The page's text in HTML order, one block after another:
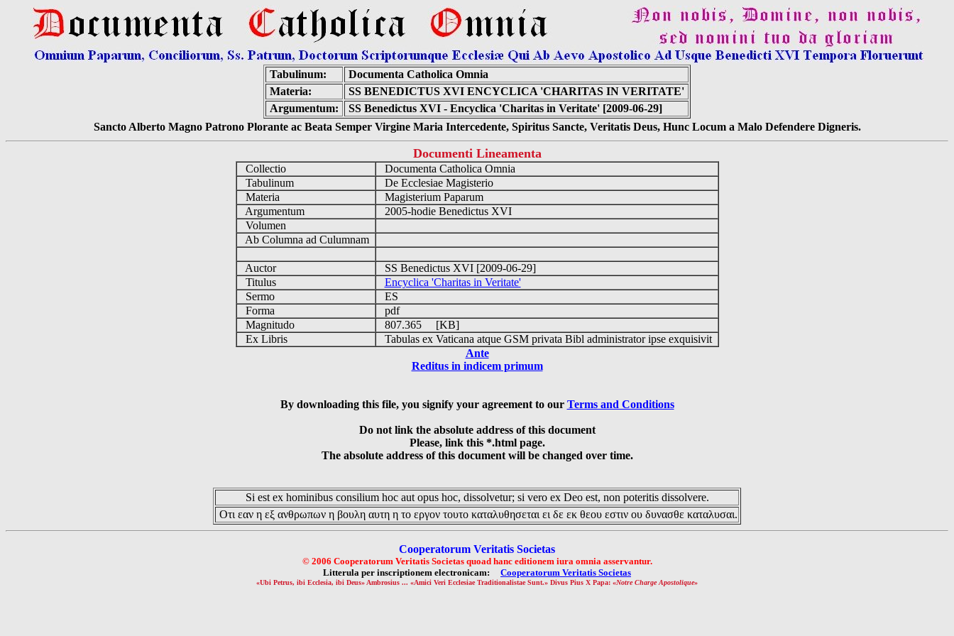
Tabulinum:
Documenta Catholica Omnia
Materia:
SS BENEDICTUS XVI ENCYCLICA 'CHARITAS IN VERITATE'
Argumentum:
SS Benedictus XVI - Encyclica 'Charitas in Veritate' [2009-06-29]
Sancto Alberto Magno Patrono Plorante ac Beata Semper Virgine Maria Intercedente, Spiritus Sancte, Veritatis Deus, Hunc Locum a Malo Defendere Digneris.
Documenti Lineamenta
Collectio
Documenta Catholica Omnia
Tabulinum
De Ecclesiae Magisterio
Materia
Magisterium Paparum
Argumentum
2005-hodie Benedictus XVI
Volumen
Ab Columna ad Culumnam
Auctor
SS Benedictus XVI [2009-06-29]
Titulus
Encyclica 'Charitas in Veritate'
Sermo
ES
Forma
pdf
Magnitudo
807.365 [KB]
Ex Libris
Tabulas ex Vaticana atque GSM privata Bibl administrator ipse exquisivit
Ante
Reditus in indicem primum
By downloading this file, you signify your agreement to our Terms and Conditions
Do not link the absolute address of this document
Please, link this *.html page.
The absolute address of this document will be changed over time.
Si est ex hominibus consilium hoc aut opus hoc, dissolvetur; si vero ex Deo est, non poteritis dissolvere.
Οτι εαν η εξ ανθρωπων η βουλη αυτη η το εργον τουτο καταλυθησεται ει δε εκ θεου εστιν ου δυνασθε καταλυσαι.
Cooperatorum Veritatis Societas
© 2006 Cooperatorum Veritatis Societas quoad hanc editionem iura omnia asservantur.
Litterula per inscriptionem electronicam: Cooperatorum Veritatis Societas
«Ubi Petrus, ibi Ecclesia, ibi Deus» Ambrosius ... «Amici Veri Ecclesiae Traditionalistae Sunt.» Divus Pius X Papa: «Notre Charge Apostolique»